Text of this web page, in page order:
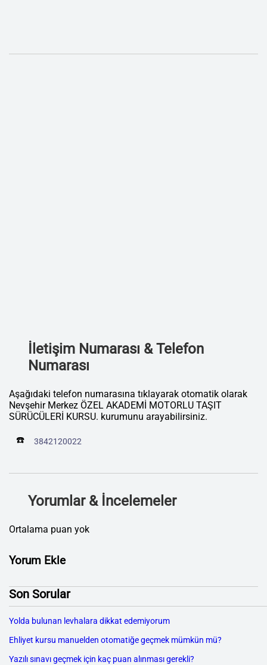
İletişim Numarası & Telefon
Numarası
Aşağıdaki telefon numarasına tıklayarak otomatik olarak
Nevşehir Merkez ÖZEL AKADEMİ MOTORLU TAŞIT
SÜRÜCÜLERİ KURSU. kurumunu arayabilirsiniz.
☎️ 3842120022
Yorumlar & İncelemeler
Ortalama puan yok
Yorum Ekle
Son Sorular
Yolda bulunan levhalara dikkat edemiyorum
Ehliyet kursu manuelden otomatiğe geçmek mümkün mü?
Yazılı sınavı geçmek için kaç puan alınması gerekli?